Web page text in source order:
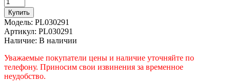
Модель: PL030291
Артикул: PL030291
Наличие: В наличии
Уважаемые покупатели цены и наличие уточняйте по
телефону. Приносим свои извинения за временное
неудобство.